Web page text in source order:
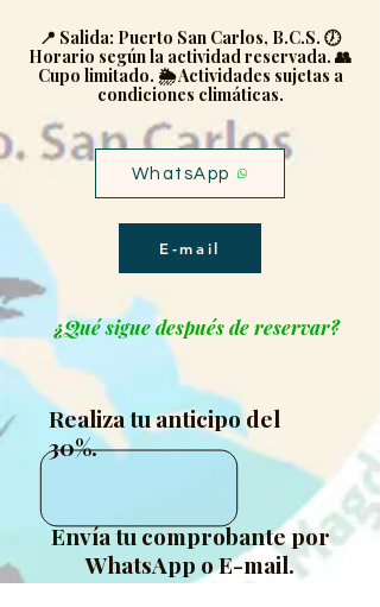
📍 Salida: Puerto San Carlos, B.C.S. 🕖
Horario según la actividad reservada. 👥
Cupo limitado. 🌦️ Actividades sujetas a
condiciones climáticas.
WhatsApp
E-mail
¿Qué sigue después de reservar?
Realiza tu anticipo del
30%.
Envía tu comprobante por
WhatsApp o E-mail.